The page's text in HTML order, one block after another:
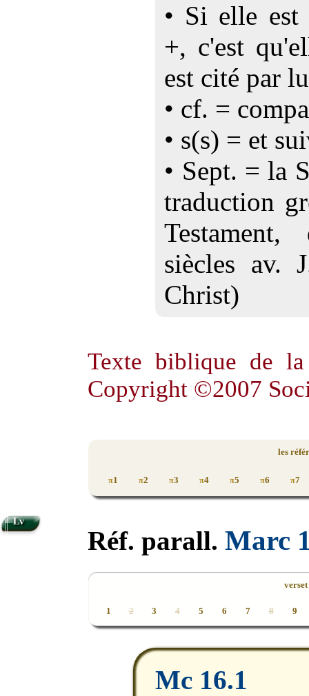
• Si elle est
+, c'est
est cité par
• cf. =
• s(s) = et
• Sept. = la
traduction
siècles av.
Christ)
Texte biblique de
Copyright ©2007
les
π1 π2 π3 π4 π5 π6 π7
Réf. parall.Marc
verset
1 2 3 4 5 6 7 8 9
Mc 16.1
Lv